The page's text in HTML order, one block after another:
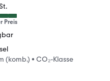
Preis
(komb.) • CO₂-Klasse